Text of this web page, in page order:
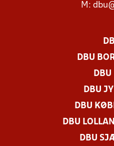
M:
DBU
DBU
DBU
DBU
DBU
DBU